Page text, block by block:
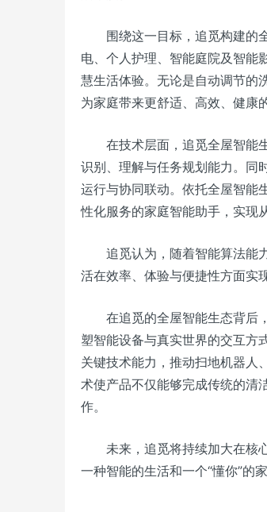
围绕这一目标，追觅构建的
电、个人护理、智能庭院及智能
慧生活体验。无论是自动调节的
为家庭带来更舒适、高效、健康
在技术层面，追觅全屋智能
识别、理解与任务规划能力。同
运行与协同联动。依托全屋智能
性化服务的家庭智能助手，实现
追觅认为，随着智能算法能
活在效率、体验与便捷性方面实
在追觅的全屋智能生态背后
塑智能设备与真实世界的交互方
关键技术能力，推动扫地机器人
术使产品不仅能够完成传统的清
作。
未来，追觅将持续加大在核
一种智能的生活和一个“懂你”的家